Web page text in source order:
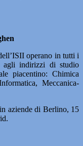
operano in tutti i
agli indirizzi di studio
piacentino: Chimica
Meccanica-
aziende di Berlino, 15